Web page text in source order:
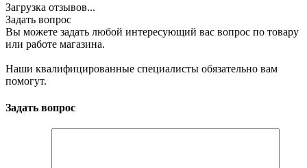
Загрузка отзывов...
Задать вопрос
Вы можете задать любой интересующий вас вопрос по товару
или работе магазина.
Наши квалифицированные специалисты обязательно вам
помогут.
Задать вопрос